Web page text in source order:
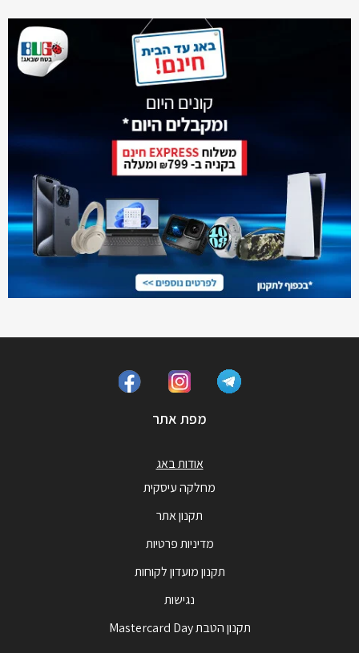
מפת אתר
אודות באג
מחלקה עיסקית
תקנון אתר
מדיניות פרטיות
תקנון מועדון לקוחות
נגישות
תקנון הטבת Mastercard Day